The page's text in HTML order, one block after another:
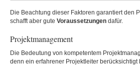
Die Beachtung dieser Faktoren garantiert den
schafft aber gute Voraussetzungen dafür.
Projektmanagement
Die Bedeutung von kompetentem
denn ein erfahrener Projektleiter